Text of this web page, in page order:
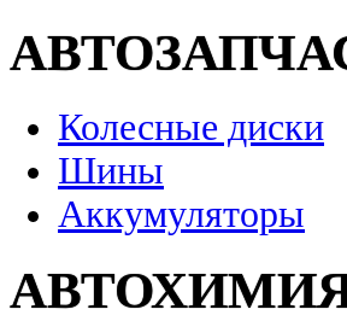
Колесные диски
Шины
Аккумуляторы